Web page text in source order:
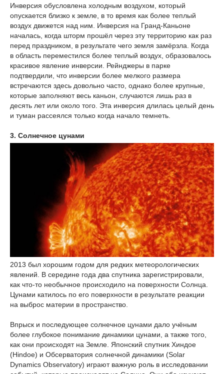
Инверсия обусловлена холодным воздухом, который
опускается близко к земле, в то время как более теплый
воздух движется над ним. Инверсия на Гранд-Каньоне
началась, когда шторм прошёл через эту территорию как раз
перед праздником, в результате чего земля замёрзла. Когда
в область переместился более теплый воздух, образовалось
красивое явление инверсии. Рейнджеры в парке
подтвердили, что инверсии более мелкого размера
встречаются здесь довольно часто, однако более крупные,
которые заполняют весь каньон, случаются лишь раз в
десять лет или около того. Эта инверсия длилась целый день
и туман рассеялся только когда начало темнеть.
3. Солнечное цунами
2013 был хорошим годом для редких метеорологических
явлений. В середине года два спутника зарегистрировали,
как что-то необычное происходило на поверхности Солнца.
Цунами катилось по его поверхности в результате реакции
на выброс материи в пространство.
Впрыск и последующее солнечное цунами дало учёным
более глубокое понимание динамики цунами, а также того,
как они происходят на Земле. Японский спутник Хиндое
(Hindoe) и Обсерватория солнечной динамики (Solar
Dynamics Observatory) играют важную роль в исследовании